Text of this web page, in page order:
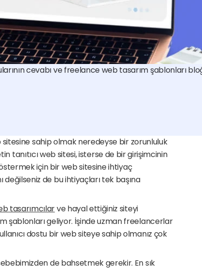
cevabı ve freelance web tasarım şablonları
sahip olmak neredeyse bir zorunluluk
tanıtıcı web sitesi, isterse de bir girişimcinin
için bir web sitesine ihtiyaç
de bu ihtiyaçları tek başına
tasarımcılar
ve hayal ettiğiniz siteyi
şablonları geliyor. İşinde uzman freelancerlar
dostu bir web siteye sahip olmanız çok
de bahsetmek gerekir. En sık